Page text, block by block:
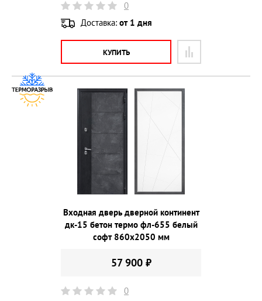
0
Доставка: от 1 дня
КУПИТЬ
Входная дверь дверной континент
дк-15 бетон термо фл-655 белый
софт 860х2050 мм
57 900 ₽
0